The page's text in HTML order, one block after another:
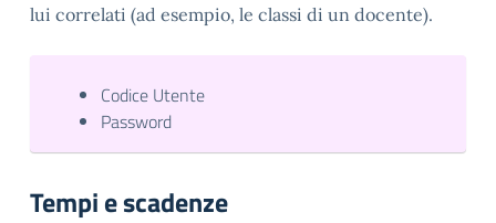
lui correlati (ad esempio, le classi di un docente).
Codice Utente
Password
Tempi e scadenze